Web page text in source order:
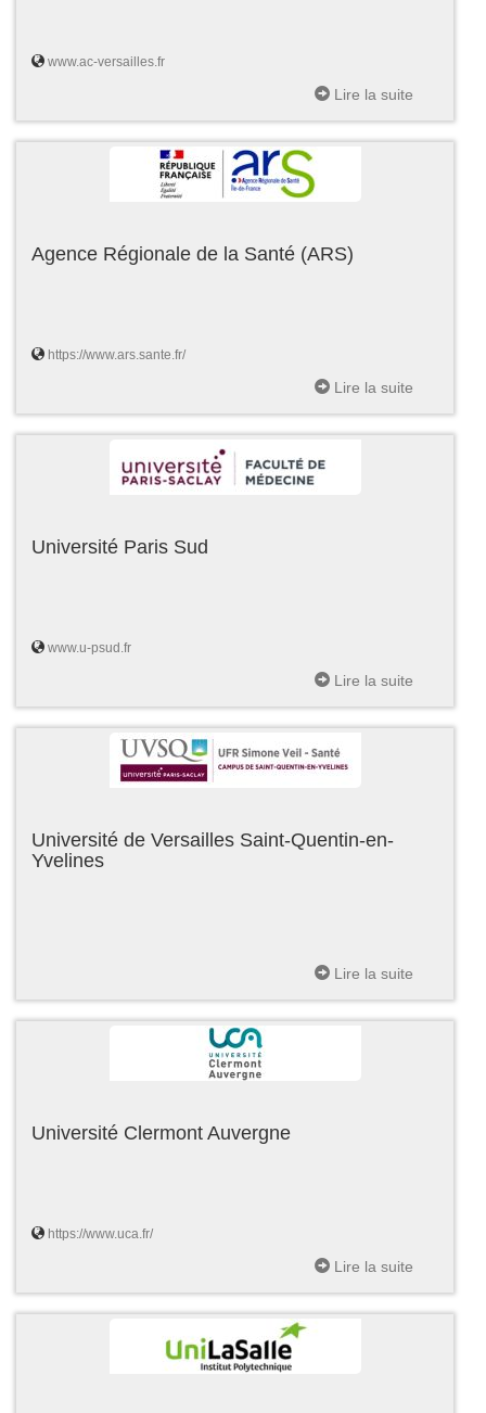
www.ac-versailles.fr
Lire la suite
Agence Régionale de la Santé (ARS)
https://www.ars.sante.fr/
Lire la suite
Université Paris Sud
www.u-psud.fr
Lire la suite
Université de Versailles Saint-Quentin-en-
Yvelines
Lire la suite
Université Clermont Auvergne
https://www.uca.fr/
Lire la suite